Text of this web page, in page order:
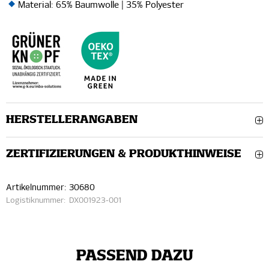
Material: 65% Baumwolle | 35% Polyester
HERSTELLERANGABEN
ZERTIFIZIERUNGEN & PRODUKTHINWEISE
Artikelnummer: 30680
Logistiknummer: DX001923-001
PASSEND DAZU